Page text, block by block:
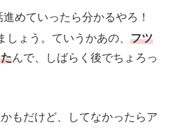
進めていったら分かるやろ！
ょう。ていうかあの、 フツ
んで、しばらく後でちょろっ
もだけど、してなかったらア